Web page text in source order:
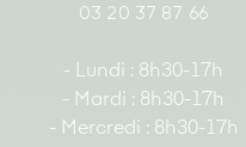
03 20 37 87 66
- Lundi : 8h30-17h
- Mardi : 8h30-17h
- Mercredi : 8h30-17h